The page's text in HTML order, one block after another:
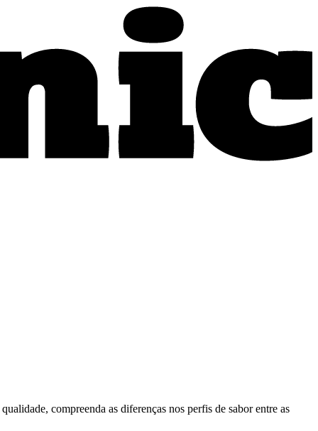
compreenda as diferenças nos perfis de sabor entre as